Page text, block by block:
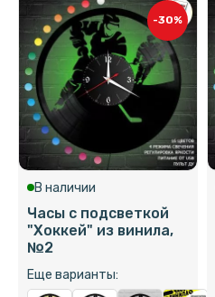
-30%
В наличии
Часы с подсветкой
"Хоккей" из винила,
№2
Еще варианты: